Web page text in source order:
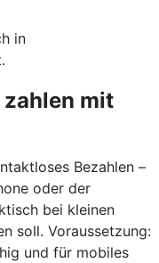
in
mit
Bezahlen –
oder der
bei kleinen
soll. Voraussetzung:
und für mobiles